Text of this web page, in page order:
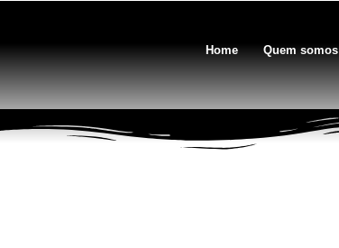
Home Quem somos